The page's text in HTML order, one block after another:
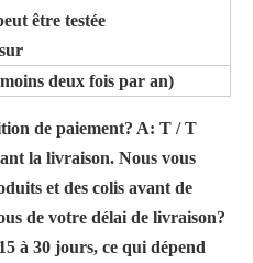
être testée
deux fois par an)
de paiement? A: T / T
la livraison. Nous vous
et des colis avant de
de votre délai de livraison?
à 30 jours, ce qui dépend